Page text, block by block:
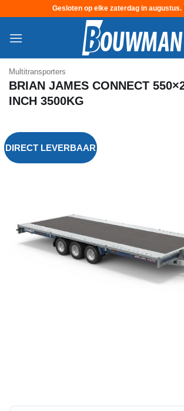
Gesloten op elke zaterdag in augustus.
naar
Multitransporters
BRIAN JAMES CONNECT
INCH 3500KG
DIRECT LEVERBAAR